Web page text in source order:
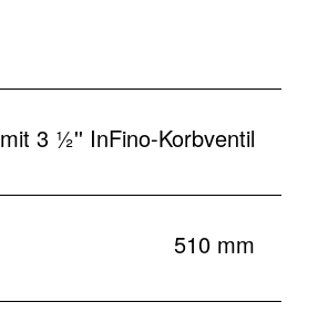
mit 3 ½'' InFino-Korbventil
510 mm